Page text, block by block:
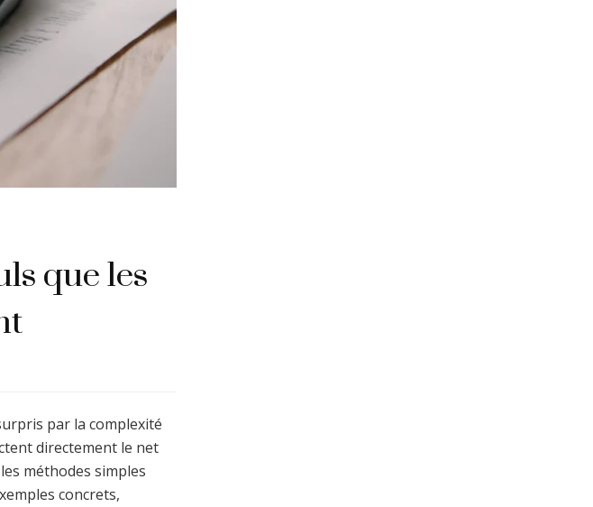
que les
par la complexité
directement le net
méthodes simples
concrets,